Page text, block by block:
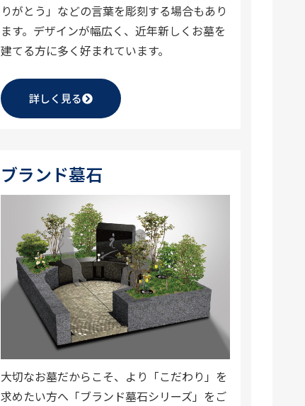
りがとう」などの言葉を彫刻する場合もあり
ます。デザインが幅広く、近年新しくお墓を
建てる方に多く好まれています。
詳しく見る
ブランド墓石
大切なお墓だからこそ、より「こだわり」を
求めたい方へ「ブランド墓石シリーズ」をご